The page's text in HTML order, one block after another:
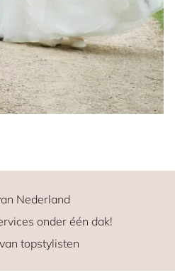
Nederland
onder één dak!
topstylisten